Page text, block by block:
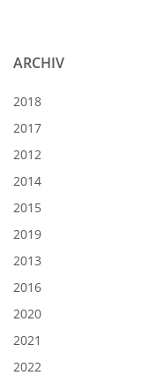
ARCHIV
2018
2017
2012
2014
2015
2019
2013
2016
2020
2021
2022